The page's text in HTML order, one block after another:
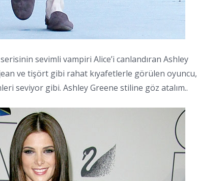
sevimli vampiri Alice’i canlandıran Ashley
ve tişört gibi rahat kıyafetlerle görülen oyuncu,
seviyor gibi. Ashley Greene stiline göz atalım..